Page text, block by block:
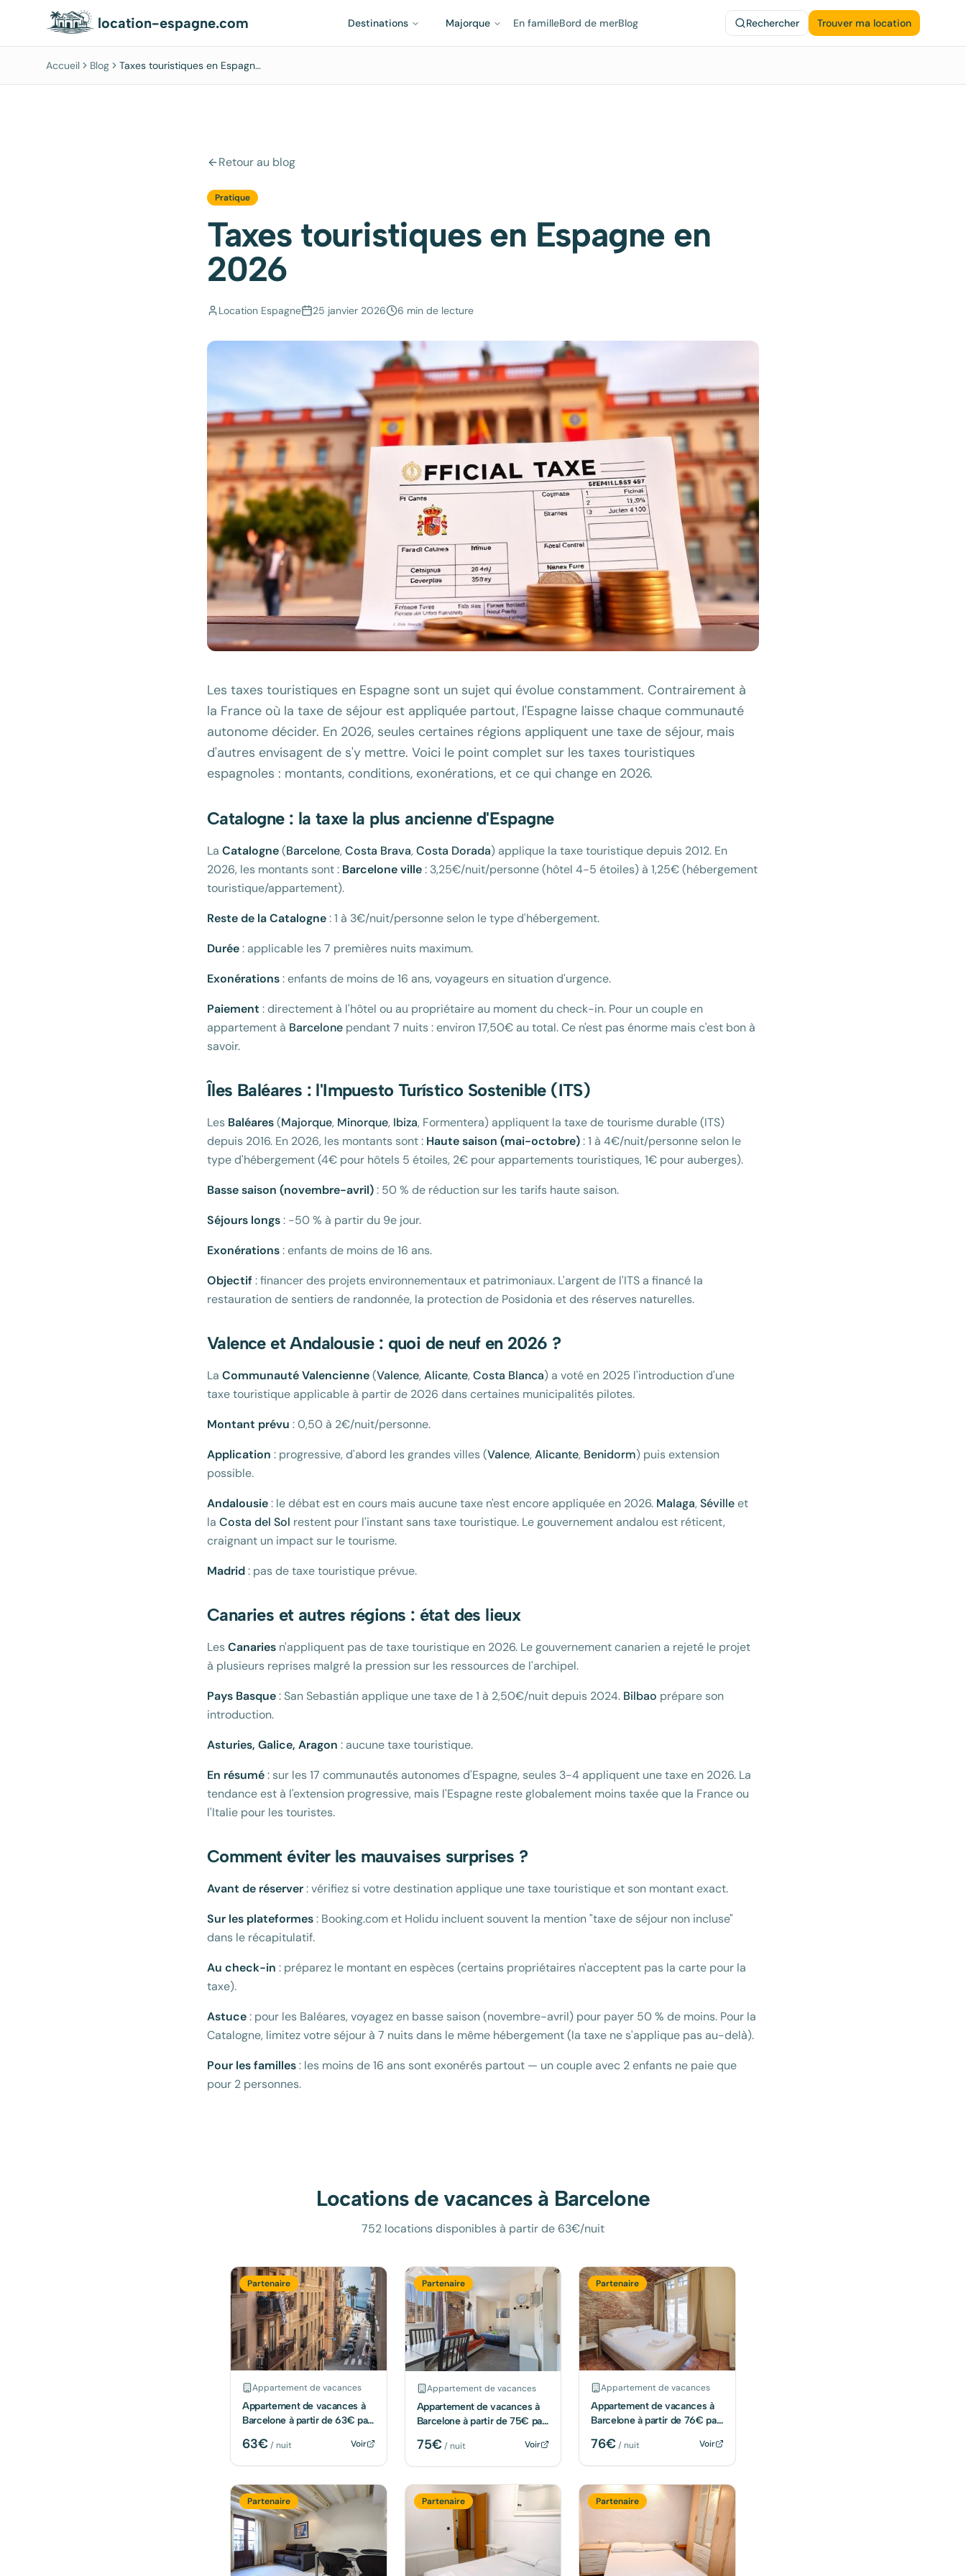
location-espagne.com Destinations Majorque En familleBord de merBlog Rechercher Trouver ma location
Accueil Blog
Taxes touristiques en Espagne
Retour au blog
Pratique
Taxes touristiques en Espagne en
2026
Location Espagne 25 janvier 2026 6 min de lecture
Les taxes touristiques en Espagne sont un sujet qui évolue constamment. Contrairement à
la France où la taxe de séjour est appliquée partout, l'Espagne laisse chaque communauté
autonome décider. En 2026, seules certaines régions appliquent une taxe de séjour, mais
d'autres envisagent de s'y mettre. Voici le point complet sur les taxes touristiques
espagnoles : montants, conditions, exonérations, et ce qui change en 2026.
Catalogne : la taxe la plus ancienne d'Espagne
La Catalogne(Barcelone,Costa Brava,Costa Dorada) applique la taxe touristique depuis 2012. En
2026, les montants sont : Barcelone ville: 3,25€/nuit/personne (hôtel 4-5 étoiles) à 1,25€ (hébergement
touristique/appartement).
Reste de la Catalogne: 1 à 3€/nuit/personne selon le type d'hébergement.
Durée: applicable les 7 premières nuits maximum.
Exonérations: enfants de moins de 16 ans, voyageurs en situation d'urgence.
Paiement : directement à l'hôtel ou au propriétaire au moment du check-in. Pour un couple en
appartement à Barcelone pendant 7 nuits : environ 17,50€ au total. Ce n'est pas énorme mais c'est bon à
savoir.
Îles Baléares : l'Impuesto Turístico Sostenible (ITS)
Les Baléares(Majorque, Minorque, Ibiza, Formentera) appliquent la taxe de tourisme durable (ITS)
depuis 2016. En 2026, les montants sont : Haute saison (mai-octobre): 1 à 4€/nuit/personne selon le
type d'hébergement (4€ pour hôtels 5 étoiles, 2€ pour appartements touristiques, 1€ pour auberges).
Basse saison (novembre-avril): 50 % de réduction sur les tarifs haute saison.
Séjours longs: -50 % à partir du 9e jour.
Exonérations: enfants de moins de 16 ans.
Objectif: financer des projets environnementaux et patrimoniaux. L'argent de l'ITS a financé la
restauration de sentiers de randonnée, la protection de Posidonia et des réserves naturelles.
Valence et Andalousie : quoi de neuf en 2026 ?
La Communauté Valencienne(Valence,Alicante,Costa Blanca) a voté en 2025 l'introduction d'une
taxe touristique applicable à partir de 2026 dans certaines municipalités pilotes.
Montant prévu : 0,50 à 2€/nuit/personne.
Application : progressive, d'abord les grandes villes (Valence,Alicante, Benidorm) puis extension
possible.
Andalousie: le débat est en cours mais aucune taxe n'est encore appliquée en 2026. Malaga,Sévilleet
la Costa del Sol restent pour l'instant sans taxe touristique. Le gouvernement andalou est réticent,
craignant un impact sur le tourisme.
Madrid: pas de taxe touristique prévue.
Canaries et autres régions : état des lieux
LesCanaries n'appliquent pas de taxe touristique en 2026. Le gouvernement canarien a rejeté le projet
à plusieurs reprises malgré la pression sur les ressources de l'archipel.
Pays Basque: San Sebastián applique une taxe de 1 à 2,50€/nuit depuis 2024. Bilbao prépare son
introduction.
Asturies, Galice, Aragon : aucune taxe touristique.
En résumé: sur les 17 communautés autonomes d'Espagne, seules 3-4 appliquent une taxe en 2026. La
tendance est à l'extension progressive, mais l'Espagne reste globalement moins taxée que la France ou
l'Italie pour les touristes.
Comment éviter les mauvaises surprises ?
Avant de réserver: vérifiez si votre destination applique une taxe touristique et son montant exact.
Sur les plateformes: Booking.com et Holidu incluent souvent la mention "taxe de séjour non incluse"
dans le récapitulatif.
Au check-in : préparez le montant en espèces (certains propriétaires n'acceptent pas la carte pour la
taxe).
Astuce: pour les Baléares, voyagez en basse saison (novembre-avril) pour payer 50 % de moins. Pour la
Catalogne, limitez votre séjour à 7 nuits dans le même hébergement (la taxe ne s'applique pas au-delà).
Pour les familles: les moins de 16 ans sont exonérés partout — un couple avec 2 enfants ne paie que
pour 2 personnes.
Locations de vacances à Barcelone
752 locations disponibles à partir de 63€/nuit
Partenaire
Appartement de vacances
Appartement de vacances à
Barcelone à partir de 63€ par
63€/ nuit Voir
Partenaire
Appartement de vacances
Appartement de vacances à
Barcelone à partir de 75€ par
75€/ nuit Voir
Partenaire
Appartement de vacances
Appartement de vacances à
Barcelone à partir de 76€ par
76€/ nuit Voir
Partenaire Partenaire Partenaire